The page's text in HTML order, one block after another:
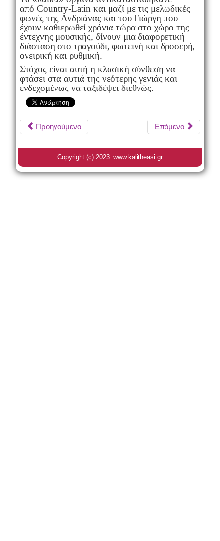
από Country-Latin και μαζί με τις μελωδικές
φωνές της Ανδριάνας και του Γιώργη που
έχουν καθιερωθεί χρόνια τώρα στο χώρο της
έντεχνης μουσικής, δίνουν μια διαφορετική
διάσταση στο τραγούδι, φωτεινή και δροσερή,
ονειρική και ρυθμική.
Στόχος είναι αυτή η κλασική σύνθεση να
φτάσει στα αυτιά της νεότερης γενιάς και
ενδεχομένως να ταξιδέψει διεθνώς.
Προηγούμενο Επόμενο
Copyright (c) 2023. www.kalitheasi.gr